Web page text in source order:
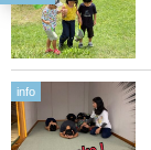
info